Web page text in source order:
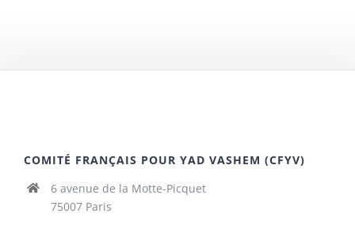
COMITÉ FRANÇAIS POUR YAD VASHEM (CFYV)
6 avenue de la Motte-Picquet
75007 Paris